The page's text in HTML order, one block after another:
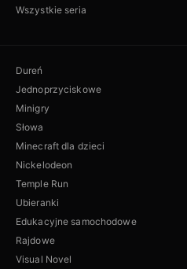
Wszystkie seria
Dureń
Jednoprzyciskowe
Minigry
Słowa
Minecraft dla dzieci
Nickelodeon
Temple Run
Ubieranki
Edukacyjne samochodowe
Rajdowe
Visual Novel